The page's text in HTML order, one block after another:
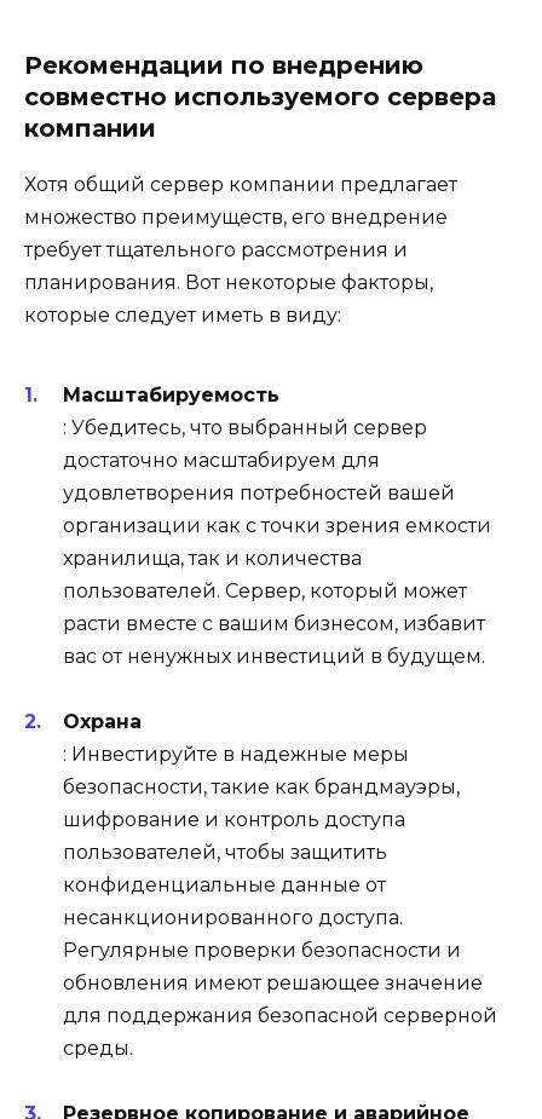
Рекомендации по внедрению
совместно используемого сервера
компании
Хотя общий сервер компании предлагает
множество преимуществ, его внедрение
требует тщательного рассмотрения и
планирования. Вот некоторые факторы,
которые следует иметь в виду:
Масштабируемость
: Убедитесь, что выбранный сервер
достаточно масштабируем для
удовлетворения потребностей вашей
организации как с точки зрения емкости
хранилища, так и количества
пользователей. Сервер, который может
расти вместе с вашим бизнесом, избавит
вас от ненужных инвестиций в будущем.
Охрана
: Инвестируйте в надежные меры
безопасности, такие как брандмауэры,
шифрование и контроль доступа
пользователей, чтобы защитить
конфиденциальные данные от
несанкционированного доступа.
Регулярные проверки безопасности и
обновления имеют решающее значение
для поддержания безопасной серверной
среды.
Резервное копирование и аварийное